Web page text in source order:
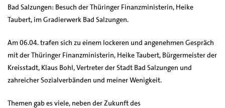
Bad Salzungen: Besuch der Thüringer Finanzministerin, Heike
Taubert, im Gradierwerk Bad Salzungen.
Am 06.04. trafen sich zu einem lockeren und angenehmen Gespräch
mit der Thüringer Finanzministerin, Heike Taubert, Bürgermeister der
Kreisstadt, Klaus Bohl, Vertreter der Stadt Bad Salzungen und
zahreicher Sozialverbänden und meiner Wenigkeit.
Themen gab es viele, neben der Zukunft des